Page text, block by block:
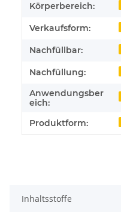
Körperbereich:
Verkaufsform:
Nachfüllbar:
Nachfüllung:
Anwendungsber
eich:
Produktform:
Inhaltsstoffe